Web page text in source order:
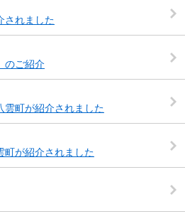
されました
のご紹介
雲町が紹介されました
町が紹介されました